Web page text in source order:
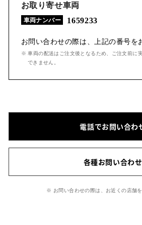
お取り寄せ車両
車両ナンバー 1659233
お問い合わせの際は、上記の番号を
※ 車両の配送はご注文後となるため、ご注文前に
できません。
電話でお問い合わ
各種お問い合わせ
※ お問い合わせの際は、お近くの店舗